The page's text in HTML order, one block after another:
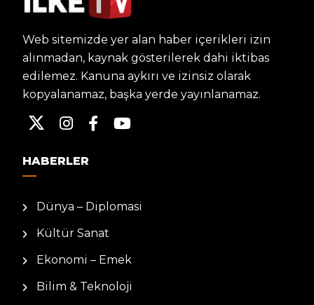
Web sitemizde yer alan haber içerikleri izin
alınmadan, kaynak gösterilerek dahi iktibas
edilemez. Kanuna aykırı ve izinsiz olarak
kopyalanamaz, başka yerde yayınlanamaz.
HABERLER
Dünya – Diplomasi
Kültür Sanat
Ekonomi – Emek
Bilim & Teknoloji